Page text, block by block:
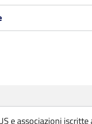
e associazioni iscritte